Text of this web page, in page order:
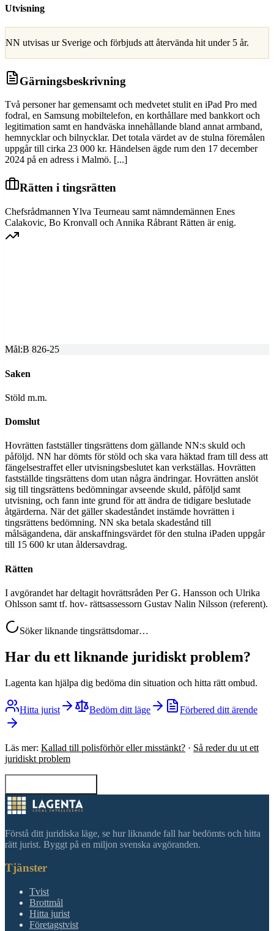
Utvisning
NN utvisas ur Sverige och förbjuds att återvända hit under 5 år.
Gärningsbeskrivning
Två personer har gemensamt och medvetet stulit en iPad Pro med
fodral, en Samsung mobiltelefon, en korthållare med bankkort och
legitimation samt en handväska innehållande bland annat armband,
hemnycklar och bilnycklar. Det totala värdet av de stulna föremålen
uppgår till cirka 23 000 kr. Händelsen ägde rum den 17 december
2024 på en adress i Malmö. [...]
Rätten i tingsrätten
Chefsrådmannen Ylva Teurneau samt nämndemännen Enes
Calakovic, Bo Kronvall och Annika Råbrant Rätten är enig.
Mål:B 826-25
Saken
Stöld m.m.
Domslut
Hovrätten fastställer tingsrättens dom gällande NN:s skuld och
påföljd. NN har dömts för stöld och ska vara häktad fram till dess att
fängelsestraffet eller utvisningsbeslutet kan verkställas. Hovrätten
fastställde tingsrättens dom utan några ändringar. Hovrätten anslöt
sig till tingsrättens bedömningar avseende skuld, påföljd samt
utvisning, och fann inte grund för att ändra de tidigare beslutade
åtgärderna. När det gäller skadeståndet instämde hovrätten i
tingsrättens bedömning. NN ska betala skadestånd till
målsägandena, där anskaffningsvärdet för den stulna iPaden uppgår
till 15 600 kr utan åldersavdrag.
Rätten
I avgörandet har deltagit hovrättsråden Per G. Hansson och Ulrika
Ohlsson samt tf. hov- rättsassessorn Gustav Nalin Nilsson (referent).
Söker liknande tingsrättsdomar…
Har du ett liknande juridiskt problem?
Lagenta kan hjälpa dig bedöma din situation och hitta rätt ombud.
Hitta jurist Bedöm ditt läge Förbered ditt ärende
Läs mer: Kallad till polisförhör eller misstänkt? · Så reder du ut ett
juridiskt problem
Förstå ditt juridiska läge, se hur liknande fall har bedömts och hitta
rätt jurist. Byggt på en miljon svenska avgöranden.
Tjänster
Tvist
Brottmål
Hitta jurist
Företagstvist